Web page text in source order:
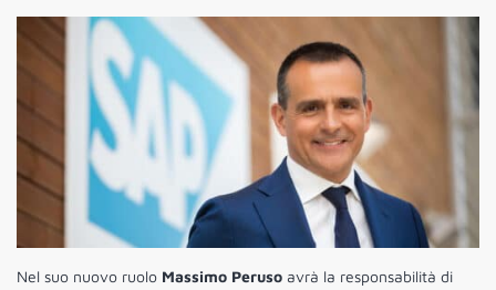
Nel suo nuovo ruolo Massimo Peruso avrà la responsabilità di